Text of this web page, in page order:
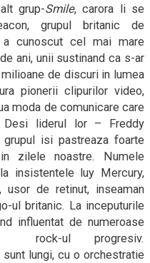
grup-Smile, carora li se
grupul britanic de
cunoscut cel mai mare
ani, unii sustinand ca s-ar
de discuri in lumea
pionerii clipurilor video,
moda de comunicare care
Desi liderul lor – Freddy
isi pastreaza foarte
zilele noastre. Numele
insistentele luy Mercury,
de retinut, inseaman
ul britanic. La inceputurile
influentat de numeroase
rock-ul progresiv.
lungi, cu o orchestratie